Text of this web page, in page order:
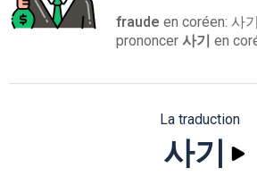
fraude en coréen: 사
prononcer 사기 en
La traduction
사기